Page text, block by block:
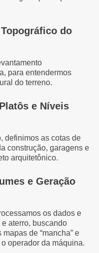
do
para entendermos
do terreno.
e Níveis
definimos as cotas de
construção, garagens e
arquitetônico.
e Geração
os dados e
aterro, buscando
de “mancha” e
operador da máquina.